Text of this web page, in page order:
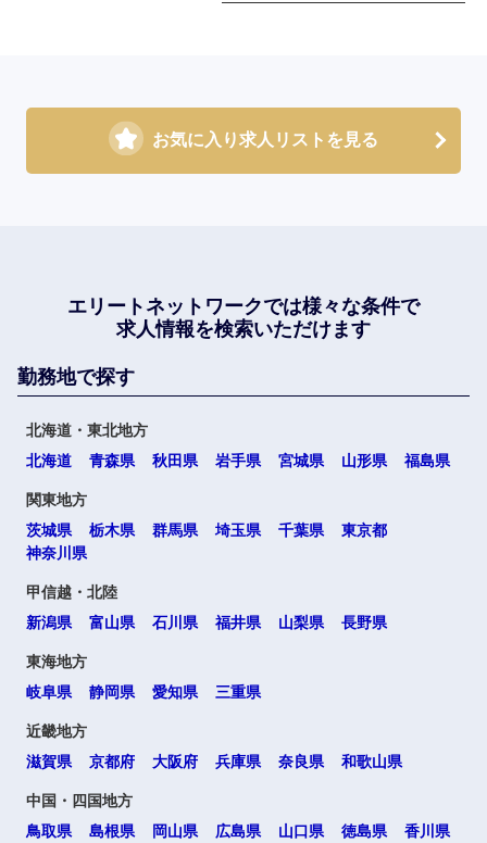
お気に入り求人リストを見る
エリートネットワークでは様々な条件で
求人情報を検索いただけます
勤務地で探す
北海道・東北地方
北海道
青森県 秋田県 岩手県 宮城県 山形県 福島県
関東地方
茨城県
栃木県 群馬県 埼玉県 千葉県
東京都
神奈川県
甲信越・北陸
新潟県
富山県 石川県 福井県 山梨県 長野県
東海地方
岐阜県
静岡県 愛知県 三重県
近畿地方
滋賀県
京都府 大阪府 兵庫県 奈良県 和歌山県
中国・四国地方
鳥取県
島根県 岡山県 広島県 山口県 徳島県
香川県